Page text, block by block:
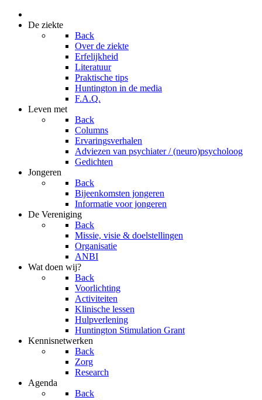
De ziekte
Back
Over de ziekte
Erfelijkheid
Literatuur
Praktische tips
Huntington in de media
F.A.Q.
Leven met
Back
Columns
Ervaringsverhalen
Adviezen van psychiater / (neuro)psycholoog
Gedichten
Jongeren
Back
Bijeenkomsten jongeren
Informatie voor jongeren
De Vereniging
Back
Missie, visie & doelstellingen
Organisatie
ANBI
Wat doen wij?
Back
Voorlichting
Activiteiten
Klinische lessen
Hulpverlening
Huntington Stimulation Grant
Kennisnetwerken
Back
Zorg
Research
Agenda
Back